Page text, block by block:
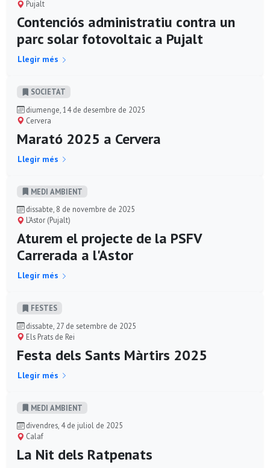
Pujalt
Contenciós administratiu contra un
parc solar fotovoltaic a Pujalt
Llegir més
SOCIETAT
diumenge, 14 de desembre de 2025
Cervera
Marató 2025 a Cervera
Llegir més
MEDI AMBIENT
dissabte, 8 de novembre de 2025
L'Astor (Pujalt)
Aturem el projecte de la PSFV
Carrerada a l'Astor
Llegir més
FESTES
dissabte, 27 de setembre de 2025
Els Prats de Rei
Festa dels Sants Màrtirs 2025
Llegir més
MEDI AMBIENT
divendres, 4 de juliol de 2025
Calaf
La Nit dels Ratpenats